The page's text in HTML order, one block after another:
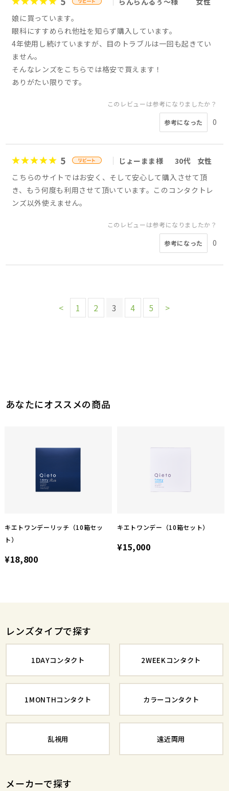
娘に買っています。
眼科にすすめられ他社を知らず購入しています。
4年使用し続けていますが、目のトラブルは一回も起きてい
ません。
そんなレンズをこちらでは格安で買えます！
ありがたい限りです。
このレビューは参考になりましたか？
参考になった 0
5 じょーまま様 30代
女性
こちらのサイトではお安く、そして安心して購入させて頂
き、もう何度も利用させて頂いています。このコンタクトレ
ンズ以外使えません。
このレビューは参考になりましたか？
参考になった 0
< 1 2 3 4 5 >
あなたにオススメの商品
キエトワンデーリッチ（10箱セッ
ト）
¥18,800
キエトワンデー（10箱セット）
¥15,000
レンズタイプで探す
1DAYコンタクト 2WEEKコンタクト
1MONTHコンタクト カラーコンタクト
乱視用 遠近両用
メーカーで探す